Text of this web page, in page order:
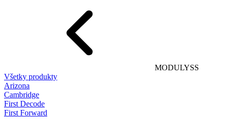
MODULYSS
Všetky produkty
Arizona
Cambridge
First Decode
First Forward